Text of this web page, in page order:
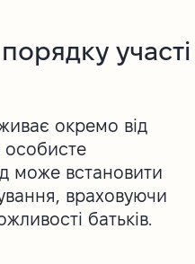
участі
окремо від
може встановити
враховуючи
батьків.